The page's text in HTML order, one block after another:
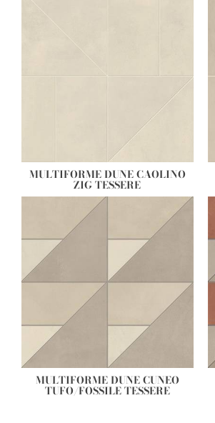
MULTIFORME DUNE CAOLINO
ZIG TESSERE
MULTIFORME DUNE CUNEO
TUFO/FOSSILE TESSERE